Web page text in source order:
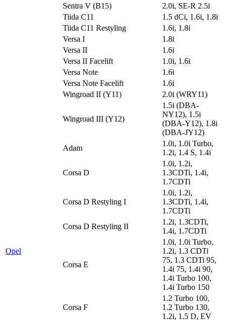
Sentra V (B15)
2.0i, SE-R 2.5i
Tiida C11
1.5 dCi, 1.6i, 1.8i
Tiida C11 Restyling
1.6i, 1.8i
Versa I
1.8i
Versa II
1.6i
Versa II Facelift
1.0i, 1.6i
Versa Note
1.6i
Versa Note Facelift
1.6i
Wingroad II (Y11)
2.0i (WRY11)
Wingroad III (Y12)
1.5i (DBA-
NY12), 1.5i
(DBA-Y12), 1.8i
(DBA-JY12)
Opel
Adam
1.0i, 1.0i Turbo,
1.2i, 1.4 S, 1.4i
Corsa D
1.0i, 1.2i,
1.3CDTi, 1.4i,
1.7CDTi
Corsa D Restyling I
1.0i, 1.2i,
1.3CDTi, 1.4i,
1.7CDTi
Corsa D Restyling II
1.2i, 1.3CDTi,
1.4i, 1.7CDTi
Corsa E
1.0i, 1.0i Turbo,
1.2i, 1.3 CDTi
75, 1.3 CDTi 95,
1.4i 75, 1.4i 90,
1.4i Turbo 100,
1.4i Turbo 150
Corsa F
1.2 Turbo 100,
1.2 Turbo 130,
1.2i, 1.5 D, EV